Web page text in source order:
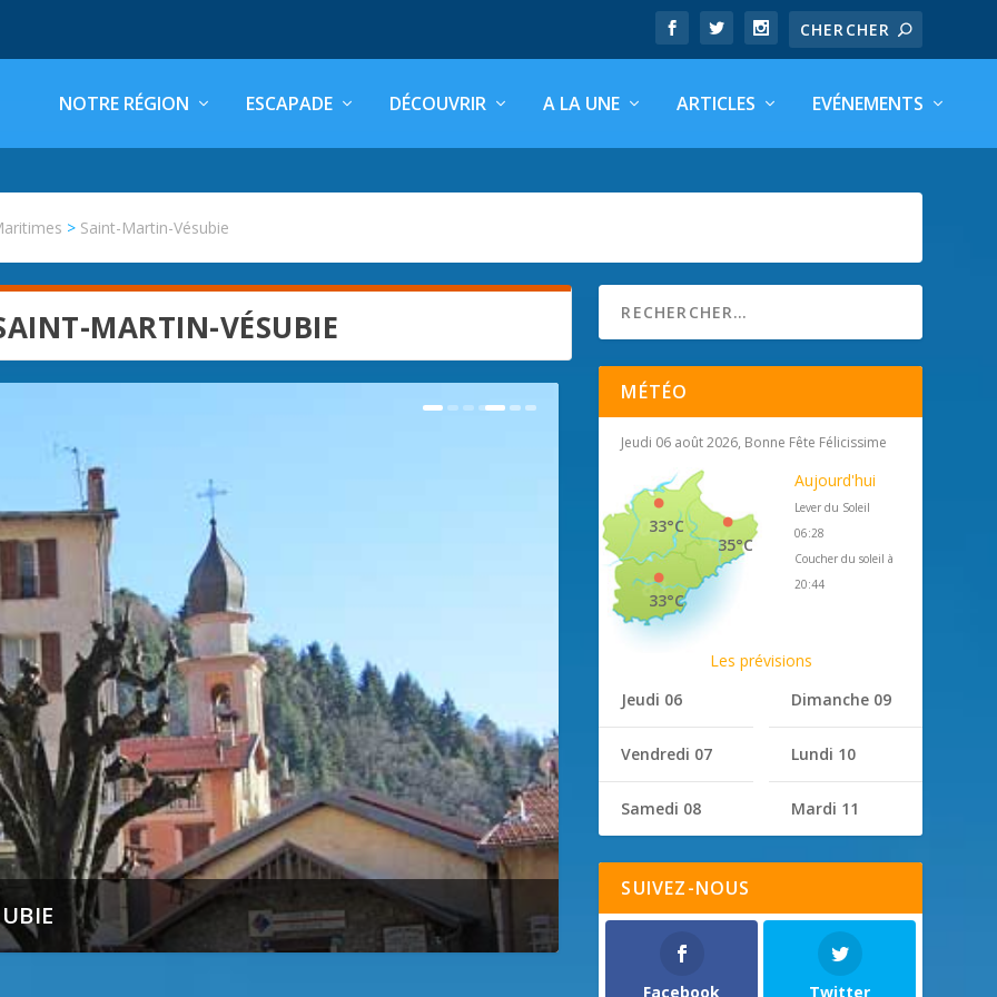
NOTRE RÉGION ESCAPADE DÉCOUVRIR A LA UNE ARTICLES EVÉNEMENTS
> Saint-Martin-Vésubie
MARTIN-VÉSUBIE
MÉTÉO
Jeudi 06 août 2026, Bonne Fête Félicissime
35°C
33°C
33°C
Aujourd'hui
Lever du Soleil
06:28
Coucher du soleil à
20:44
Les prévisions
Jeudi 06
Vendredi 07
Samedi 08
Dimanche 09
Lundi 10
Mardi 11
SUIVEZ-NOUS
Facebook Twitter